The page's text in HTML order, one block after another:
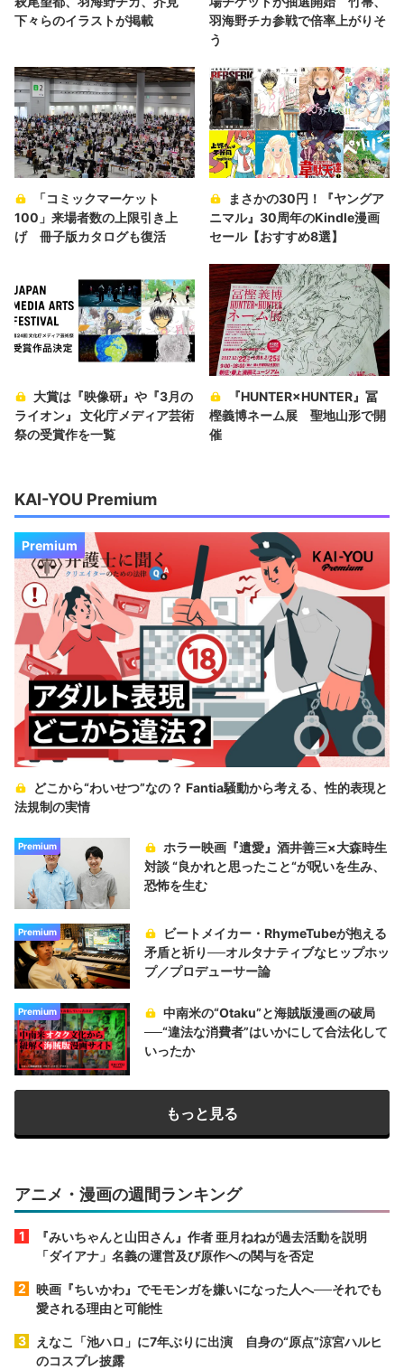
下々らのイラストが掲載
羽海野チカ参戦で倍率上がりそ
う
「コミックマーケット
100」来場者数の上限引き上
げ 冊子版カタログも復活
まさかの30円！『ヤングア
ニマル』30周年のKindle漫画
セール【おすすめ8選】
大賞は『映像研』や『3月の
ライオン』 文化庁メディア芸術
祭の受賞作を一覧
『HUNTER×HUNTER』冨
樫義博ネーム展 聖地山形で開
催
KAI-YOU Premium
Premium
どこから“わいせつ”なの？ Fantia騒動から考える、性的表現と
法規制の実情
Premium
ホラー映画『遺愛』酒井善三×大森時生
対談 “良かれと思ったこと“が呪いを生み、
恐怖を生む
Premium
ビートメイカー・RhymeTubeが抱える
矛盾と祈り──オルタナティブなヒップホッ
プ／プロデューサー論
Premium
中南米の“Otaku”と海賊版漫画の破局
──“違法な消費者”はいかにして合法化して
いったか
もっと見る
アニメ・漫画の週間ランキング
『みいちゃんと山田さん』作者 亜月ねねが過去活動を説明
「ダイアナ」名義の運営及び原作への関与を否定
映画『ちいかわ』でモモンガを嫌いになった人へ──それでも
愛される理由と可能性
えなこ「池ハロ」に7年ぶりに出演 自身の“原点”涼宮ハルヒ
のコスプレ披露